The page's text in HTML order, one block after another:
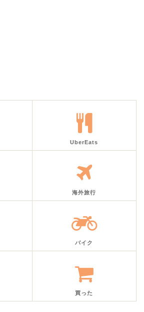
UberEats
海外旅行
バイク
買った